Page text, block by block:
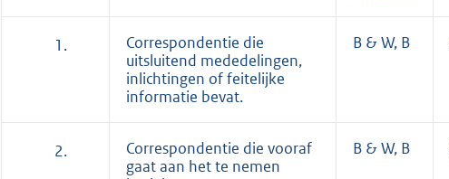
1.
Correspondentie die
uitsluitend mededelingen,
inlichtingen of feitelijke
informatie bevat.
B & W, B
2.
Correspondentie die vooraf
gaat aan het te nemen
B & W, B